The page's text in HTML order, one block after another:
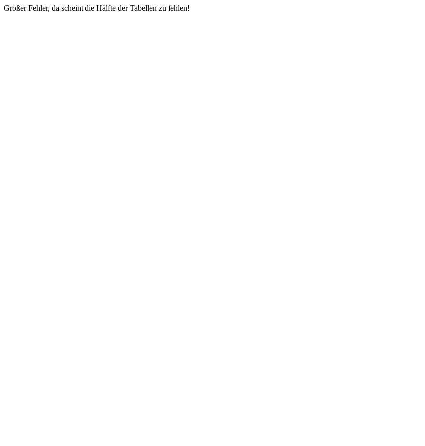
Großer Fehler, da scheint die Hälfte der Tabellen zu fehlen!